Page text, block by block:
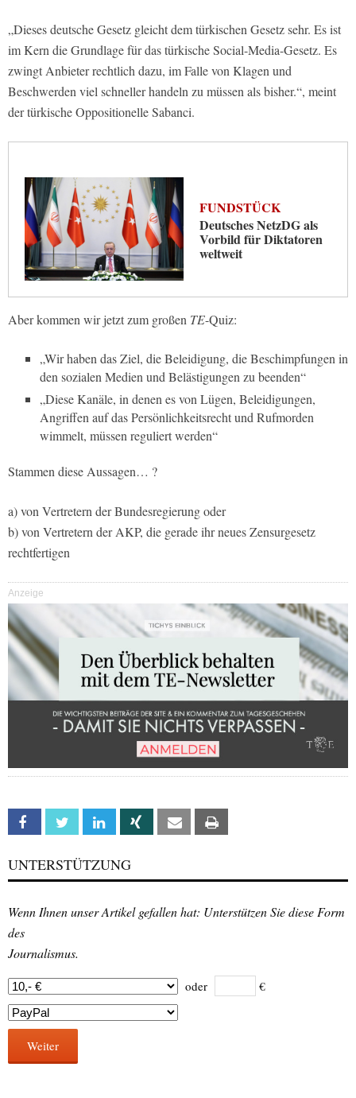
„Dieses deutsche Gesetz gleicht dem türkischen Gesetz sehr. Es ist
im Kern die Grundlage für das türkische Social-Media-Gesetz. Es
zwingt Anbieter rechtlich dazu, im Falle von Klagen und
Beschwerden viel schneller handeln zu müssen als bisher.“, meint
der türkische Oppositionelle Sabanci.
FUNDSTÜCK
Deutsches NetzDG als
Vorbild für Diktatoren
weltweit
Aber kommen wir jetzt zum großen TE-Quiz:
„Wir haben das Ziel, die Beleidigung, die Beschimpfungen in
den sozialen Medien und Belästigungen zu beenden“
„Diese Kanäle, in denen es von Lügen, Beleidigungen,
Angriffen auf das Persönlichkeitsrecht und Rufmorden
wimmelt, müssen reguliert werden“
Stammen diese Aussagen… ?
a) von Vertretern der Bundesregierung oder
b) von Vertretern der AKP, die gerade ihr neues Zensurgesetz
rechtfertigen
Anzeige
Facebook Twitter Linkedin Xing Email
UNTERSTÜTZUNG
Wenn Ihnen unser Artikel gefallen hat: Unterstützen Sie diese Form
des
Journalismus.
oder €
Weiter